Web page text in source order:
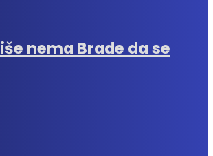
nema Brade da se